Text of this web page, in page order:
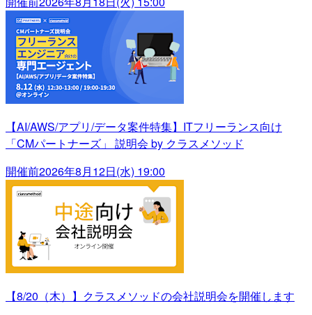
【AI/AWS/アプリ/データ案件特集】ITフリーランス向け
「CMパートナーズ」 説明会 by クラスメソッド
開催前2026年8月12日(水) 19:00
【8/20（木）】クラスメソッドの会社説明会を開催します